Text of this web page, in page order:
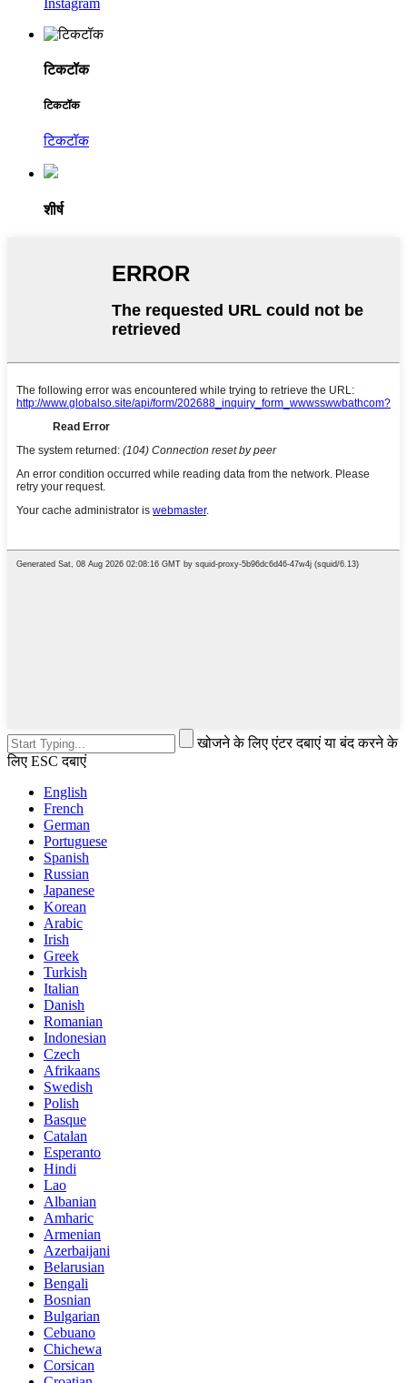
टिकटॉक
टिकटॉक
टिकटॉक
शीर्ष
खोजने के लिए एंटर दबाएं या बंद करने के
लिए ESC दबाएं
English
French
German
Portuguese
Spanish
Russian
Japanese
Korean
Arabic
Irish
Greek
Turkish
Italian
Danish
Romanian
Indonesian
Czech
Afrikaans
Swedish
Polish
Basque
Catalan
Esperanto
Hindi
Lao
Albanian
Amharic
Armenian
Azerbaijani
Belarusian
Bengali
Bosnian
Bulgarian
Cebuano
Chichewa
Corsican